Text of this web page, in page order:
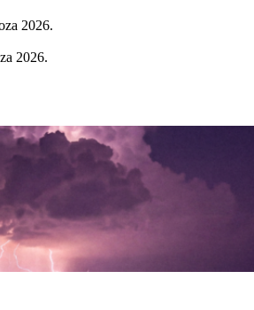
2026.
2026.